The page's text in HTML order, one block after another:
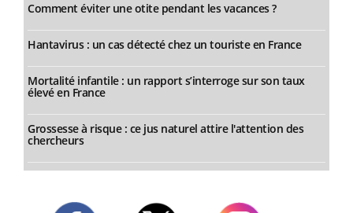
Comment éviter une otite pendant les vacances ?
Hantavirus : un cas détecté chez un touriste en France
Mortalité infantile : un rapport s’interroge sur son taux
élevé en France
Grossesse à risque : ce jus naturel attire l'attention des
chercheurs